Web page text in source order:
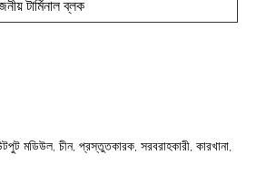
টার্মিনাল ব্লক
মডিউল, চীন, প্রস্তুতকারক, সরবরাহকারী, কারখানা,